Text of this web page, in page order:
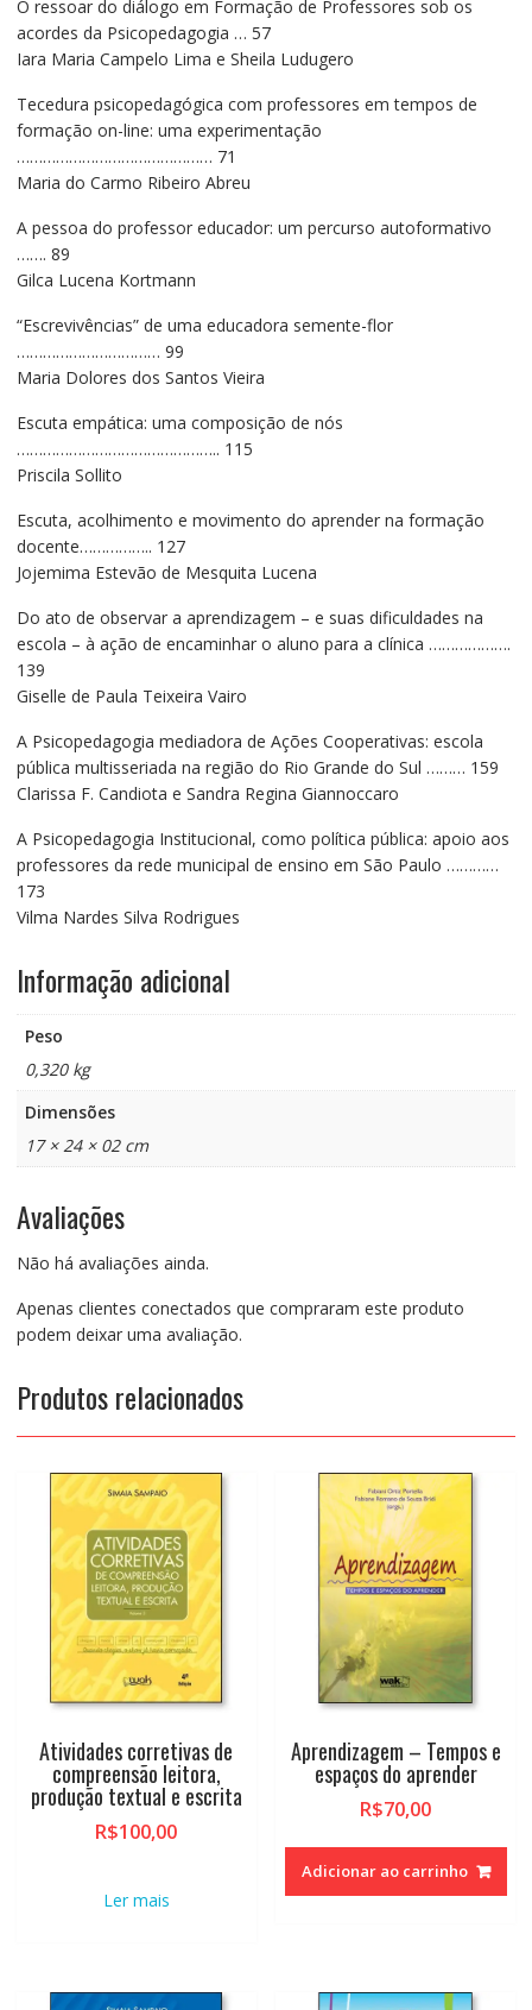
O ressoar do diálogo em Formação de Professores sob os
acordes da Psicopedagogia … 57
Iara Maria Campelo Lima e Sheila Ludugero
Tecedura psicopedagógica com professores em tempos de
formação on-line: uma experimentação
……………………………………… 71
Maria do Carmo Ribeiro Abreu
A pessoa do professor educador: um percurso autoformativo
……. 89
Gilca Lucena Kortmann
“Escrevivências” de uma educadora semente-flor
…………………………… 99
Maria Dolores dos Santos Vieira
Escuta empática: uma composição de nós
……………………………………….. 115
Priscila Sollito
Escuta, acolhimento e movimento do aprender na formação
docente…………….. 127
Jojemima Estevão de Mesquita Lucena
Do ato de observar a aprendizagem – e suas dificuldades na
escola – à ação de encaminhar o aluno para a clínica ……………….
139
Giselle de Paula Teixeira Vairo
A Psicopedagogia mediadora de Ações Cooperativas: escola
pública multisseriada na região do Rio Grande do Sul ……… 159
Clarissa F. Candiota e Sandra Regina Giannoccaro
A Psicopedagogia Institucional, como política pública: apoio aos
professores da rede municipal de ensino em São Paulo …………
173
Vilma Nardes Silva Rodrigues
Informação adicional
Peso
0,320 kg
Dimensões
17 × 24 × 02 cm
Avaliações
Não há avaliações ainda.
Apenas clientes conectados que compraram este produto
podem deixar uma avaliação.
Produtos relacionados
Atividades corretivas de
compreensão leitora,
produção textual e escrita
R$100,00
Ler mais
Aprendizagem – Tempos e
espaços do aprender
R$70,00
Adicionar ao carrinho